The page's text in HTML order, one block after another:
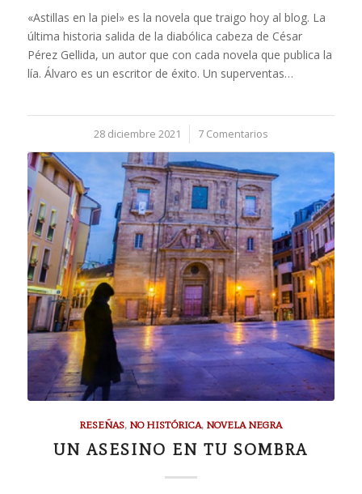
«Astillas en la piel» es la novela que traigo hoy al blog. La
última historia salida de la diabólica cabeza de César
Pérez Gellida, un autor que con cada novela que publica la
lía. Álvaro es un escritor de éxito. Un superventas…
28 diciembre 2021
/ 7 Comentarios
RESEÑAS, NO HISTÓRICA, NOVELA NEGRA
UN ASESINO EN TU SOMBRA